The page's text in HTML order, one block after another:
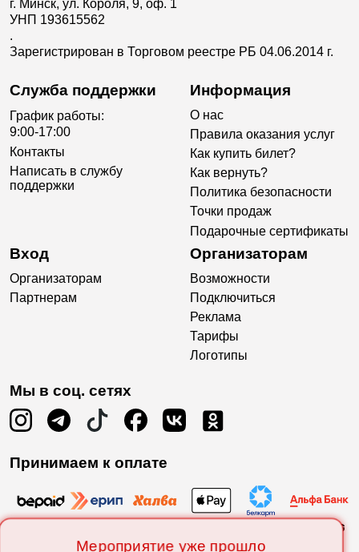
Мероприятие уже прошло
г. Минск, ул. Короля, 9, оф. 1
УНП 193615562
.
Зарегистрирован в Торговом реестре РБ 04.06.2014 г.
Служба поддержки
График работы:
9:00-17:00
Контакты
Написать в службу
поддержки
Информация
О нас
Правила оказания услуг
Как купить билет?
Как вернуть?
Политика безопасности
Точки продаж
Подарочные сертификаты
Вход
Организаторам
Партнерам
Организаторам
Возможности
Подключиться
Реклама
Тарифы
Логотипы
Мы в соц. сетях
Принимаем к оплате